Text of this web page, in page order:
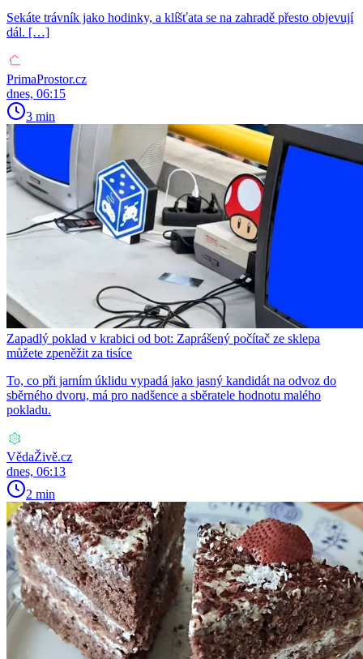
Sekáte trávník jako hodinky, a klíšťata se na zahradě přesto objevují
dál. […]
PrimaProstor.cz
dnes, 06:15
3 min
Zapadlý poklad v krabici od bot: Zaprášený počítač ze sklepa
můžete zpeněžit za tisíce
To, co při jarním úklidu vypadá jako jasný kandidát na odvoz do
sběrného dvoru, má pro nadšence a sběratele hodnotu malého
pokladu.
VědaŽivě.cz
dnes, 06:13
2 min